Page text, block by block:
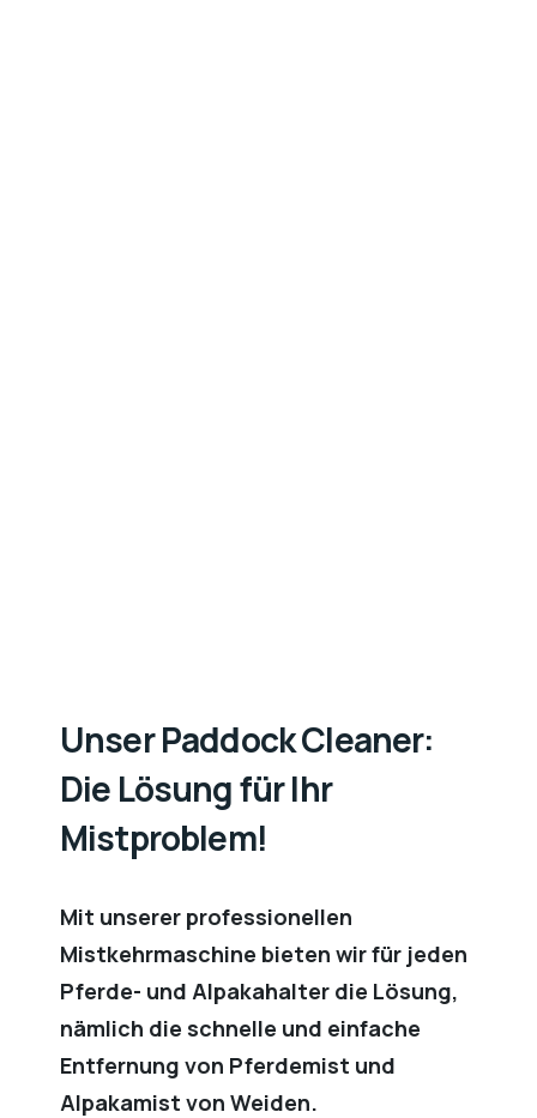
Unser Paddock Cleaner:
Die Lösung für Ihr
Mistproblem!
Mit unserer professionellen
Mistkehrmaschine bieten wir für jeden
Pferde- und Alpakahalter die Lösung,
nämlich die schnelle und einfache
Entfernung von Pferdemist und
Alpakamist von Weiden.